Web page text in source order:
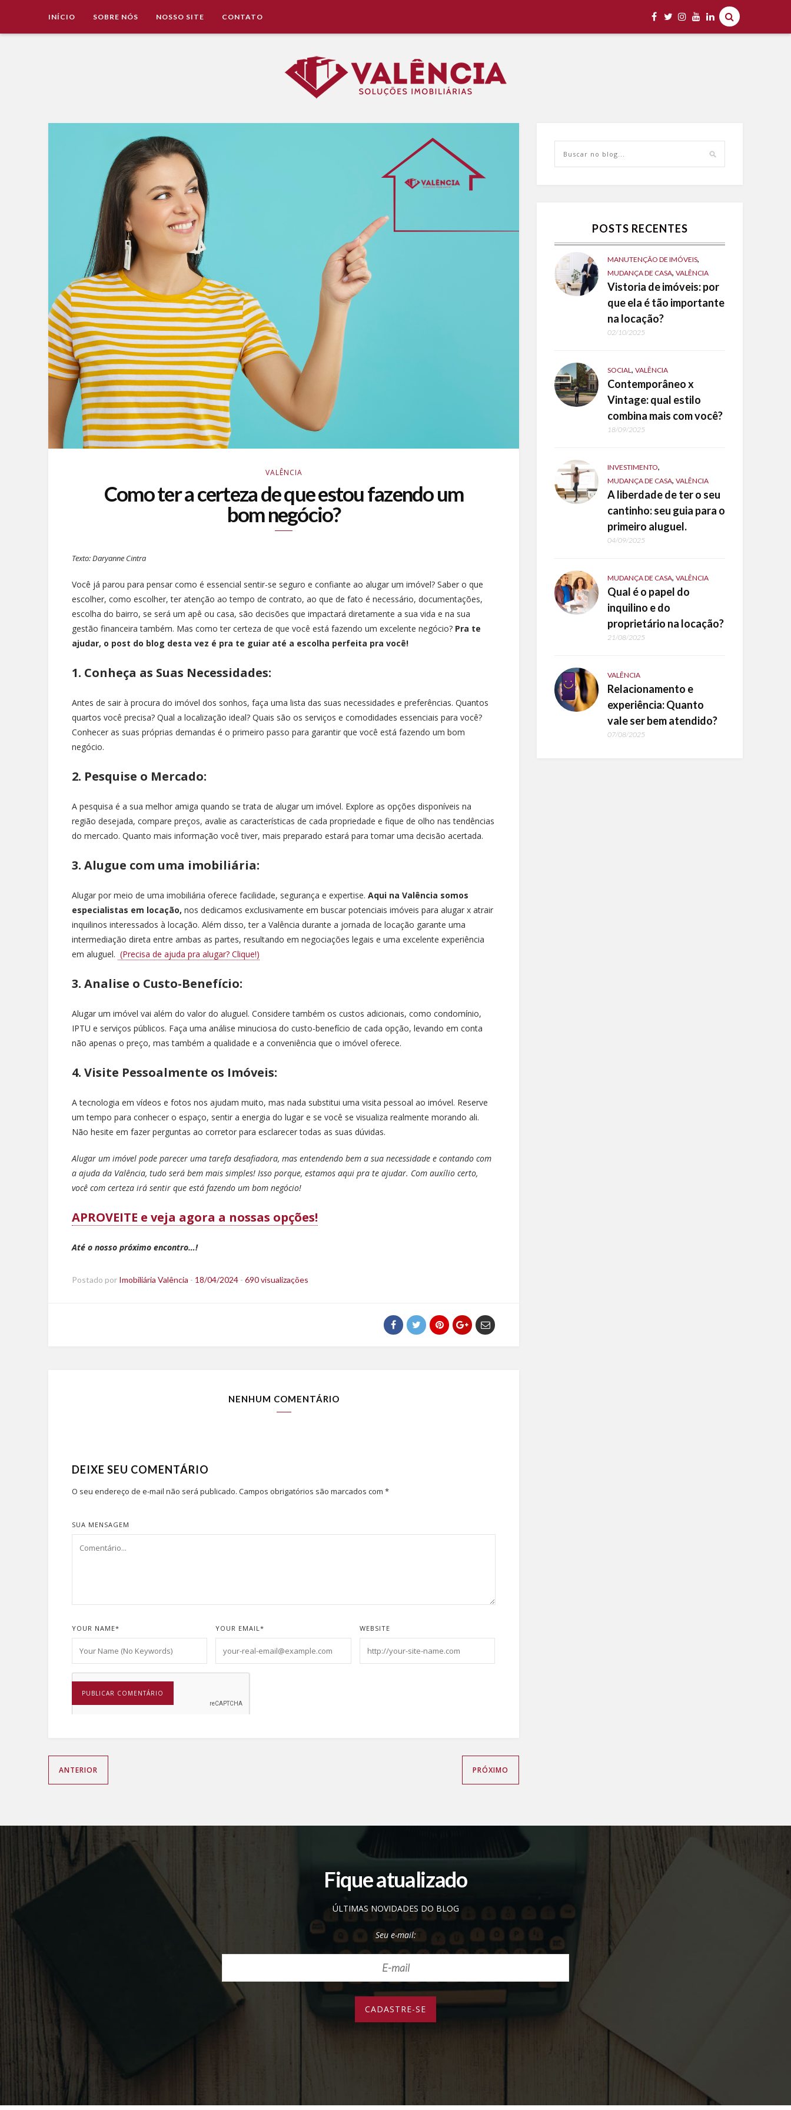
INÍCIO SOBRE NÓS NOSSO SITE CONTATO
IMOBILIÁRIA VALÊNCIA
Imobiliária Valência Imóveis para Locação em Cascavel e Região, Aluguel Rápido e Fácil
VALÊNCIA
Como ter a certeza de que estou fazendo um
bom negócio?
Texto: Daryanne Cintra
Você já parou para pensar como é essencial sentir-se seguro e confiante ao alugar um imóvel? Saber o que
escolher, como escolher, ter atenção ao tempo de contrato, ao que de fato é necessário, documentações,
escolha do bairro, se será um apê ou casa, são decisões que impactará diretamente a sua vida e na sua
gestão financeira também. Mas como ter certeza de que você está fazendo um excelente negócio? Pra te
ajudar, o post do blog desta vez é pra te guiar até a escolha perfeita pra você!
1. Conheça as Suas Necessidades:
Antes de sair à procura do imóvel dos sonhos, faça uma lista das suas necessidades e preferências. Quantos
quartos você precisa? Qual a localização ideal? Quais são os serviços e comodidades essenciais para você?
Conhecer as suas próprias demandas é o primeiro passo para garantir que você está fazendo um bom
negócio.
2. Pesquise o Mercado:
A pesquisa é a sua melhor amiga quando se trata de alugar um imóvel. Explore as opções disponíveis na
região desejada, compare preços, avalie as características de cada propriedade e fique de olho nas tendências
do mercado. Quanto mais informação você tiver, mais preparado estará para tomar uma decisão acertada.
3. Alugue com uma imobiliária:
Alugar por meio de uma imobiliária oferece facilidade, segurança e expertise. Aqui na Valência somos
especialistas em locação, nos dedicamos exclusivamente em buscar potenciais imóveis para alugar x atrair
inquilinos interessados à locação. Além disso, ter a Valência durante a jornada de locação garante uma
intermediação direta entre ambas as partes, resultando em negociações legais e uma excelente experiência
em aluguel. (Precisa de ajuda pra alugar? Clique!)
3. Analise o Custo-Benefício:
Alugar um imóvel vai além do valor do aluguel. Considere também os custos adicionais, como condomínio,
IPTU e serviços públicos. Faça uma análise minuciosa do custo-benefício de cada opção, levando em conta
não apenas o preço, mas também a qualidade e a conveniência que o imóvel oferece.
4. Visite Pessoalmente os Imóveis:
A tecnologia em vídeos e fotos nos ajudam muito, mas nada substitui uma visita pessoal ao imóvel. Reserve
um tempo para conhecer o espaço, sentir a energia do lugar e se você se visualiza realmente morando ali.
Não hesite em fazer perguntas ao corretor para esclarecer todas as suas dúvidas.
Alugar um imóvel pode parecer uma tarefa desafiadora, mas entendendo bem a sua necessidade e contando com
a ajuda da Valência, tudo será bem mais simples! Isso porque, estamos aqui pra te ajudar. Com auxílio certo,
você com certeza irá sentir que está fazendo um bom negócio!
APROVEITE e veja agora a nossas opções!
Até o nosso próximo encontro…!
Postado por Imobiliária Valência - 18/04/2024 - 690 visualizações
NENHUM COMENTÁRIO
DEIXE SEU COMENTÁRIO
O seu endereço de e-mail não será publicado. Campos obrigatórios são marcados com *
SUA MENSAGEM
YOUR NAME* YOUR EMAIL* WEBSITE
ANTERIOR PRÓXIMO
POSTS RECENTES
MANUTENÇÃO DE IMÓVEIS,
MUDANÇA DE CASA, VALÊNCIA
Vistoria de imóveis: por
que ela é tão importante
na locação?
02/10/2025
SOCIAL, VALÊNCIA
Contemporâneo x
Vintage: qual estilo
combina mais com você?
18/09/2025
INVESTIMENTO,
MUDANÇA DE CASA, VALÊNCIA
A liberdade de ter o seu
cantinho: seu guia para o
primeiro aluguel.
04/09/2025
MUDANÇA DE CASA, VALÊNCIA
Qual é o papel do
inquilino e do
proprietário na locação?
21/08/2025
VALÊNCIA
Relacionamento e
experiência: Quanto
vale ser bem atendido?
07/08/2025
Fique atualizado
ÚLTIMAS NOVIDADES DO BLOG
Seu e-mail: